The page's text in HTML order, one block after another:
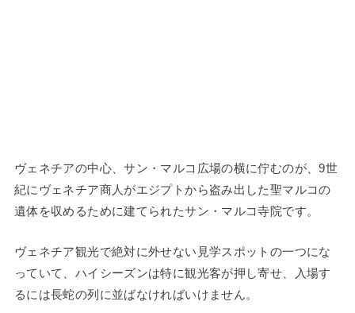
ヴェネチアの中心、サン・マルコ広場の横に佇むのが、9世
紀にヴェネチア商人がエジプトから盗み出した聖マルコの
遺体を収めるために建てられたサン・マルコ寺院です。
ヴェネチア観光で絶対に外せない見学スポットの一つにな
っていて、ハイシーズンは特に観光客が押し寄せ、入場す
るには長蛇の列に並ばなければいけません。